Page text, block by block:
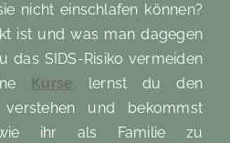
nicht einschlafen können?
ist und was man dagegen
das SIDS-Risiko vermeiden
Kurse lernst du den
verstehen und bekommst
ihr als Familie zu